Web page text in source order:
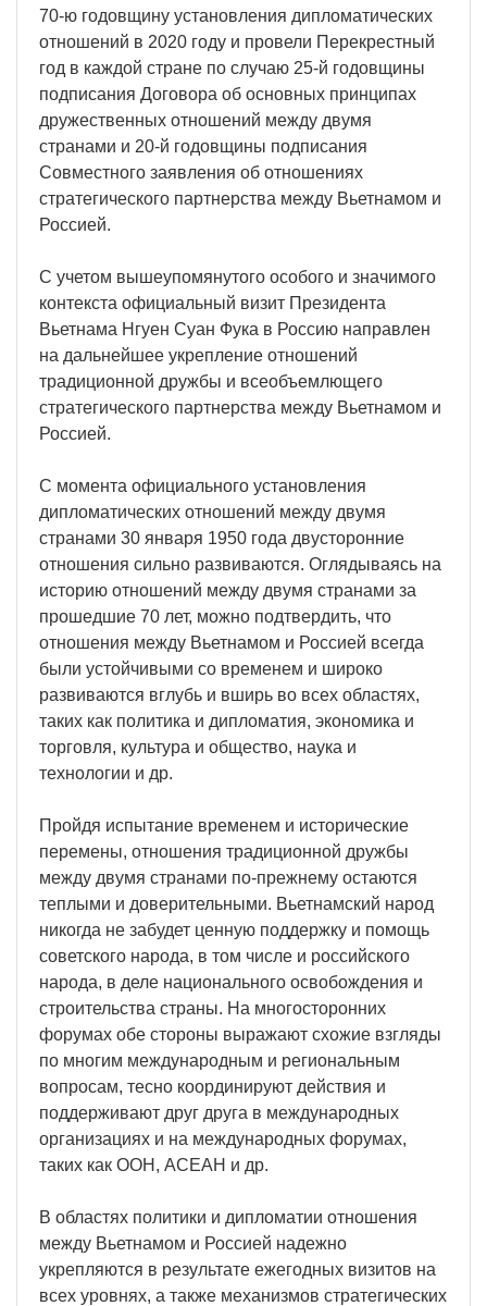
70-ю годовщину установления дипломатических
отношений в 2020 году и провели Перекрестный
год в каждой стране по случаю 25-й годовщины
подписания Договора об основных принципах
дружественных отношений между двумя
странами и 20-й годовщины подписания
Совместного заявления об отношениях
стратегического партнерства между Вьетнамом и
Россией.
С учетом вышеупомянутого особого и значимого
контекста официальный визит Президента
Вьетнама Нгуен Суан Фука в Россию направлен
на дальнейшее укрепление отношений
традиционной дружбы и всеобъемлющего
стратегического партнерства между Вьетнамом и
Россией.
С момента официального установления
дипломатических отношений между двумя
странами 30 января 1950 года двусторонние
отношения сильно развиваются. Оглядываясь на
историю отношений между двумя странами за
прошедшие 70 лет, можно подтвердить, что
отношения между Вьетнамом и Россией всегда
были устойчивыми со временем и широко
развиваются вглубь и вширь во всех областях,
таких как политика и дипломатия, экономика и
торговля, культура и общество, наука и
технологии и др.
Пройдя испытание временем и исторические
перемены, отношения традиционной дружбы
между двумя странами по-прежнему остаются
теплыми и доверительными. Вьетнамский народ
никогда не забудет ценную поддержку и помощь
советского народа, в том числе и российского
народа, в деле национального освобождения и
строительства страны. На многосторонних
форумах обе стороны выражают схожие взгляды
по многим международным и региональным
вопросам, тесно координируют действия и
поддерживают друг друга в международных
организациях и на международных форумах,
таких как ООН, АСЕАН и др.
В областях политики и дипломатии отношения
между Вьетнамом и Россией надежно
укрепляются в результате ежегодных визитов на
всех уровнях, а также механизмов стратегических